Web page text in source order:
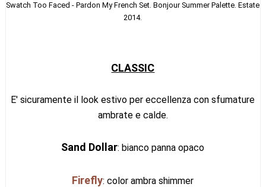
Swatch Too Faced - Pardon My French Set. Bonjour Summer Palette. Estate
2014.
CLASSIC
E' sicuramente il look estivo per eccellenza con sfumature
ambrate e calde.
Sand Dollar: bianco panna opaco
Firefly: color ambra shimmer